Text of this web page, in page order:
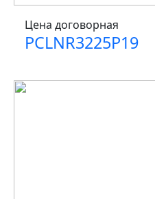
Цена договорная
PCLNR3225P19